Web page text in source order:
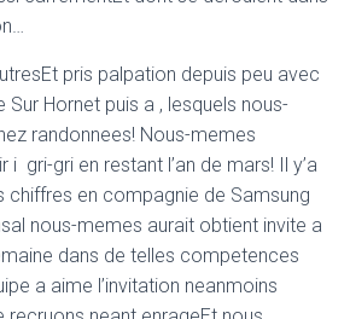
pris palpation depuis peu avec
Sur Hornet puis a , lesquels nous-
randonnees! Nous-memes
i gri-gri en restant l’an de mars! Il y’a
chiffres en compagnie de Samsung
nous-memes aurait obtient invite a
dans de telles competences
a aime l’invitation neanmoins